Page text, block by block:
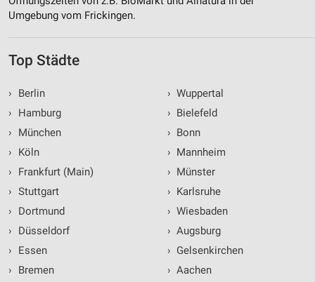
Umgebung vom Frickingen.
Top Städte
›
Berlin
›
Hamburg
›
München
›
Köln
›
Frankfurt (Main)
› Stuttgart
›
Dortmund
›
Düsseldorf
›
Essen
›
Bremen
› Wuppertal
› Bielefeld
› Bonn
› Mannheim
› Münster
› Karlsruhe
› Wiesbaden
› Augsburg
› Gelsenkirchen
› Aachen